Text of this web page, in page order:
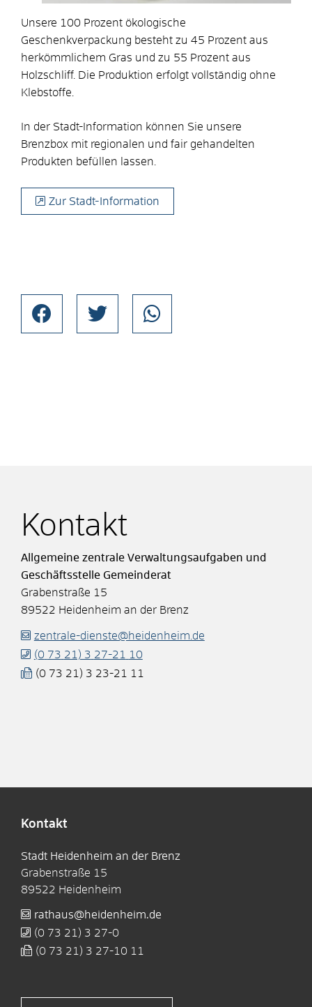
Unsere 100 Prozent ökologische
Geschenkverpackung besteht zu 45 Prozent aus
herkömmlichem Gras und zu 55 Prozent aus
Holzschliff. Die Produktion erfolgt vollständig ohne
Klebstoffe.
In der Stadt-Information können Sie unsere
Brenzbox mit regionalen und fair gehandelten
Produkten befüllen lassen.
Zur Stadt-Information
Kontakt
Allgemeine zentrale Verwaltungsaufgaben und
Geschäftsstelle Gemeinderat
Grabenstraße 15
89522 Heidenheim an der Brenz
zentrale-dienste@heidenheim.de
(0 73 21) 3 27-21 10
(0 73 21) 3 23-21 11
Kontakt
Stadt Heidenheim an der Brenz
Grabenstraße 15
89522 Heidenheim
rathaus@heidenheim.de
(0 73 21) 3 27-0
(0 73 21) 3 27-10 11